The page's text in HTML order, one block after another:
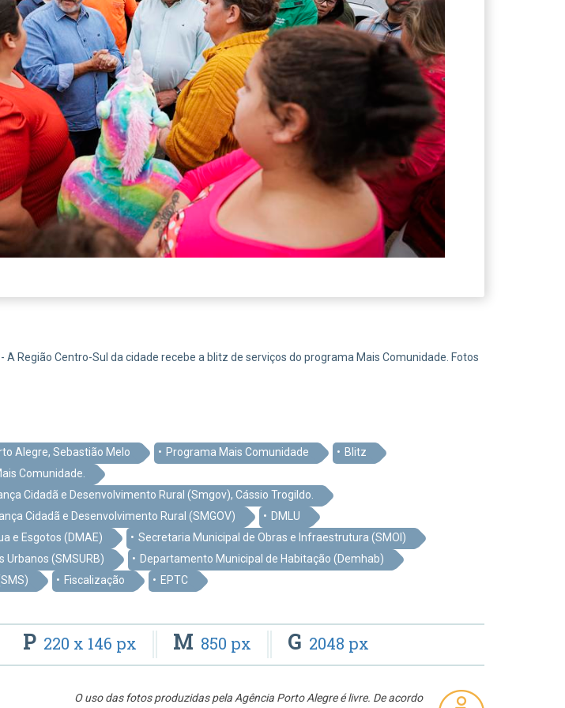
A Região Centro-Sul da cidade recebe a blitz de serviços do programa Mais Comunidade. Fotos
Alegre, Sebastião Melo Programa Mais Comunidade
Blitz
Comunidade.
Cidadã e Desenvolvimento Rural (Smgov), Cássio Trogildo.
Cidadã e Desenvolvimento Rural (SMGOV)
DMLU
e Esgotos (DMAE)
Secretaria Municipal de Obras e Infraestrutura (SMOI)
Urbanos (SMSURB)
Departamento Municipal de Habitação (Demhab)
Fiscalização EPTC
P 220 x 146 px M 850 px G 2048 px
O uso das fotos produzidas pela Agência Porto Alegre é livre. De acordo